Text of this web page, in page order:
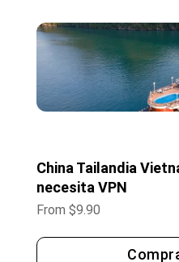
China Tailandia
necesita VPN
From $9.90